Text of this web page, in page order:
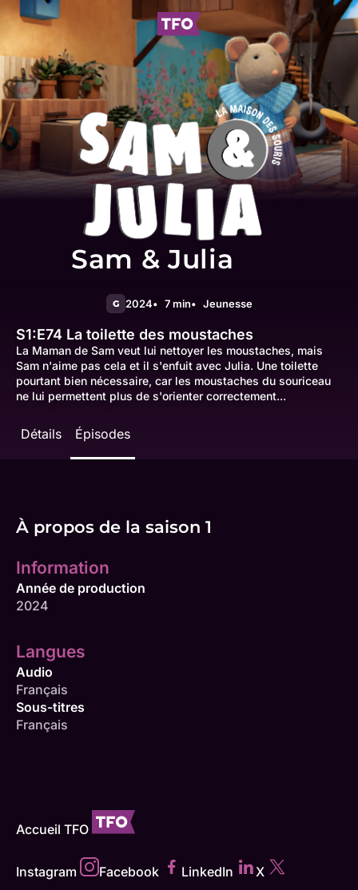
Sam & Julia
G 2024 7 min Jeunesse
S1:E74 La toilette des moustaches
La Maman de Sam veut lui nettoyer les moustaches, mais
Sam n'aime pas cela et il s'enfuit avec Julia. Une toilette
pourtant bien nécessaire, car les moustaches du souriceau
ne lui permettent plus de s'orienter correctement...
Détails Épisodes
À propos de la saison 1
Information
Année de production
2024
Langues
Audio
Français
Sous-titres
Français
Accueil TFO
Instagram Facebook LinkedIn X